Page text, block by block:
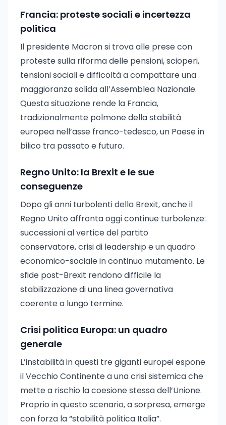
Francia: proteste sociali e incertezza
politica
Il presidente Macron si trova alle prese con
proteste sulla riforma delle pensioni, scioperi,
tensioni sociali e difficoltà a compattare una
maggioranza solida all’Assemblea Nazionale.
Questa situazione rende la Francia,
tradizionalmente polmone della stabilità
europea nell’asse franco-tedesco, un Paese in
bilico tra passato e futuro.
Regno Unito: la Brexit e le sue
conseguenze
Dopo gli anni turbolenti della Brexit, anche il
Regno Unito affronta oggi continue turbolenze:
successioni al vertice del partito
conservatore, crisi di leadership e un quadro
economico-sociale in continuo mutamento. Le
sfide post-Brexit rendono difficile la
stabilizzazione di una linea governativa
coerente a lungo termine.
Crisi politica Europa: un quadro
generale
L’instabilità in questi tre giganti europei espone
il Vecchio Continente a una crisi sistemica che
mette a rischio la coesione stessa dell’Unione.
Proprio in questo scenario, a sorpresa, emerge
con forza la “stabilità politica Italia”.